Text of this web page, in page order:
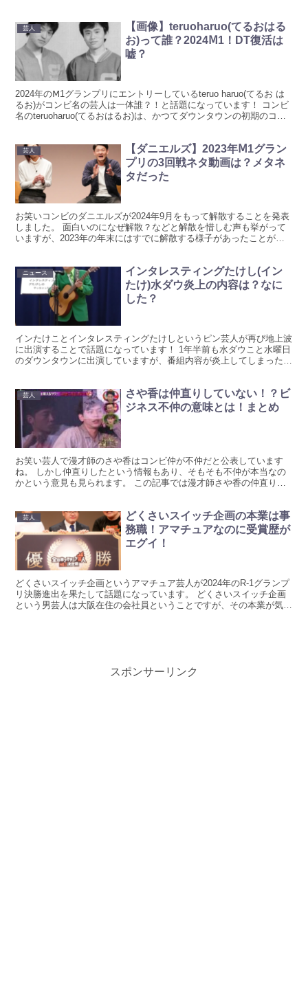
芸人
【画像】teruoharuo(てるおはる
お)って誰？2024Ⅿ1！DT復活は
嘘？
2024年のⅯ1グランプリにエントリーしているteruo haruo(てるお は
るお)がコンビ名の芸人は一体誰？！と話題になっています！ コンビ
名のteruoharuo(てるおはるお)は、かつてダウンタウンの初期のコン
芸人
【ダニエルズ】2023年Ⅿ1グラン
プリの3回戦ネタ動画は？メタネ
タだった
お笑いコンビのダニエルズが2024年9月をもって解散することを発表
しました。 面白いのになぜ解散？などと解散を惜しむ声も挙がって
いますが、2023年の年末にはすでに解散する様子があったことが分
ニュース
インタレスティングたけし(イン
たけ)水ダウ炎上の内容は？なに
した？
インたけことインタレスティングたけしというピン芸人が再び地上波
に出演することで話題になっています！ 1年半前も水ダウこと水曜日
のダウンタウンに出演していますが、番組内容が炎上してしまったこ
芸人
さや香は仲直りしていない！？ビ
ジネス不仲の意味とは！まとめ
お笑い芸人で漫才師のさや香はコンビ仲が不仲だと公表しています
ね。 しかし仲直りしたという情報もあり、そもそも不仲が本当なの
かという意見も見られます。 この記事では漫才師さや香の仲直りに
芸人
どくさいスイッチ企画の本業は事
務職！アマチュアなのに受賞歴が
エグイ！
どくさいスイッチ企画というアマチュア芸人が2024年のR-1グランプ
リ決勝進出を果たして話題になっています。 どくさいスイッチ企画
という男芸人は大阪在住の会社員ということですが、その本業が気に
スポンサーリンク